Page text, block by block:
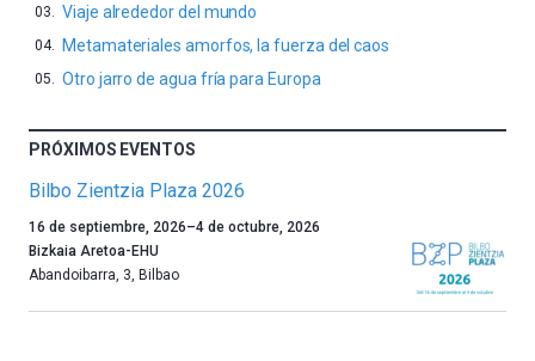
Viaje alrededor del mundo
Metamateriales amorfos, la fuerza del caos
Otro jarro de agua fría para Europa
PRÓXIMOS EVENTOS
Bilbo Zientzia Plaza 2026
Un
año
más,
16 de septiembre, 2026–4 de octubre, 2026
Bizkaia Aretoa-EHU
Abandoibarra, 3, Bilbao